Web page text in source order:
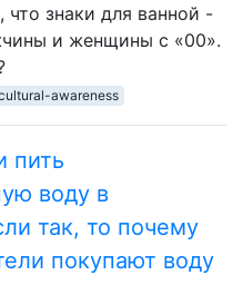
что знаки для ванной -
и женщины с «00».
awareness
пить
воду в
так, то почему
покупают воду